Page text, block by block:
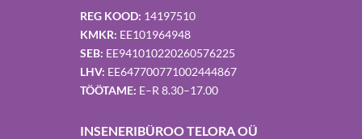
REG KOOD: 14197510
KMKR: EE101964948
SEB: EE941010220260576225
LHV: EE647700771002444867
TÖÖTAME: E–R 8.30–17.00
INSENERIBÜROO TELORA OÜ